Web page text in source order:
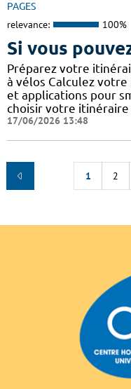
PAGES
relevance: 100%
Si vous
Préparez votre
à vélos Calculez
et applications pour
choisir votre
17/06/2026 13:48
1 2